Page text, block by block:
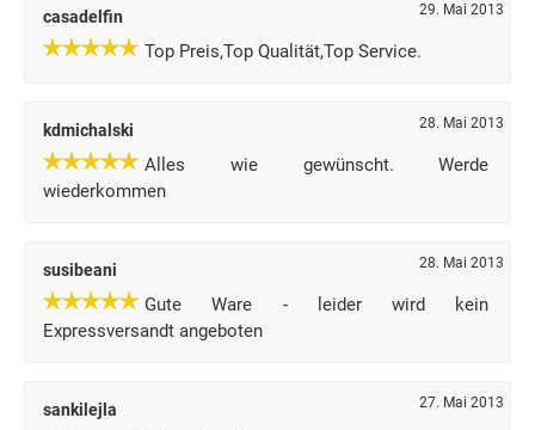
casadelfin 29. Mai 2013
Top Preis,Top Qualität,Top Service.
kdmichalski 28. Mai 2013
Alles wie gewünscht. Werde
wiederkommen
susibeani 28. Mai 2013
Gute Ware - leider wird kein
Expressversandt angeboten
sankilejla 27. Mai 2013